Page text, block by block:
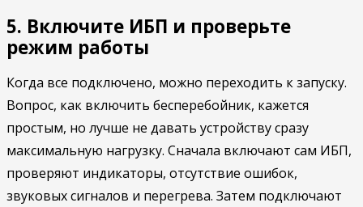
5. Включите ИБП и проверьте
режим работы
Когда все подключено, можно переходить к запуску.
Вопрос, как включить бесперебойник, кажется
простым, но лучше не давать устройству сразу
максимальную нагрузку. Сначала включают сам ИБП,
проверяют индикаторы, отсутствие ошибок,
звуковых сигналов и перегрева. Затем подключают